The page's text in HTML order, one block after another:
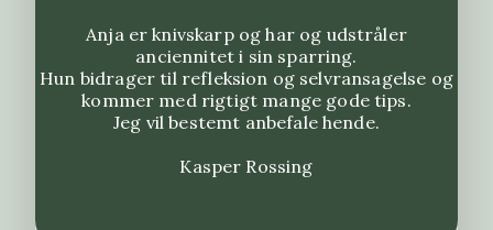
Anja er knivskarp og har og udstråler
anciennitet i sin sparring.
Hun bidrager til refleksion og selvransagelse og
kommer med rigtigt mange gode tips.
Jeg vil bestemt anbefale hende.
Kasper Rossing